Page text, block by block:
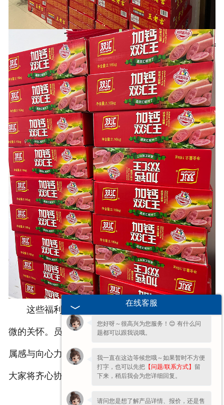
这些福利看似普通，却饱含着企业对员工细致入
微的关怀。员工们真切感受到了来自企业的温暖，归
属感与向心力油然而生。相信在这份关怀的激励下，
大家将齐心协力，与企业一同迈向更加辉煌的明天。
在线客服
欢迎您的咨询，期待为您服务!
您好呀～很高兴为您服务！😊 有什么问
题都可以跟我说哦。
我一直在这边等候您哦～如果暂时不方便
打字，也可以先把 【问题/联系方式】 留
下来，稍后我会为您详细回复。
请问您是想了解产品详情、报价，还是售